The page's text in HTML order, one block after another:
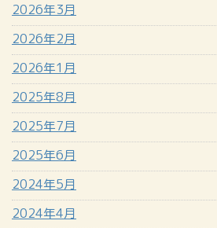
2026年3月
2026年2月
2026年1月
2025年8月
2025年7月
2025年6月
2024年5月
2024年4月